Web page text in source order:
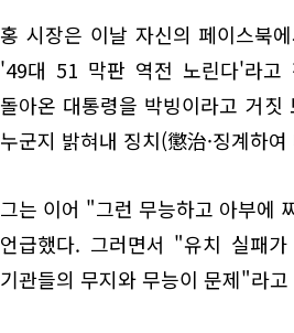
홍 시장은 이날 자신의 페이스북
'49대 51 막판 역전 노린다'라고
돌아온 대통령을 박빙이라고 거
누군지 밝혀내 징치(懲治·징계하
그는 이어 "그런 무능하고 아부에
언급했다. 그러면서 "유치 실패
기관들의 무지와 무능이 문제"라